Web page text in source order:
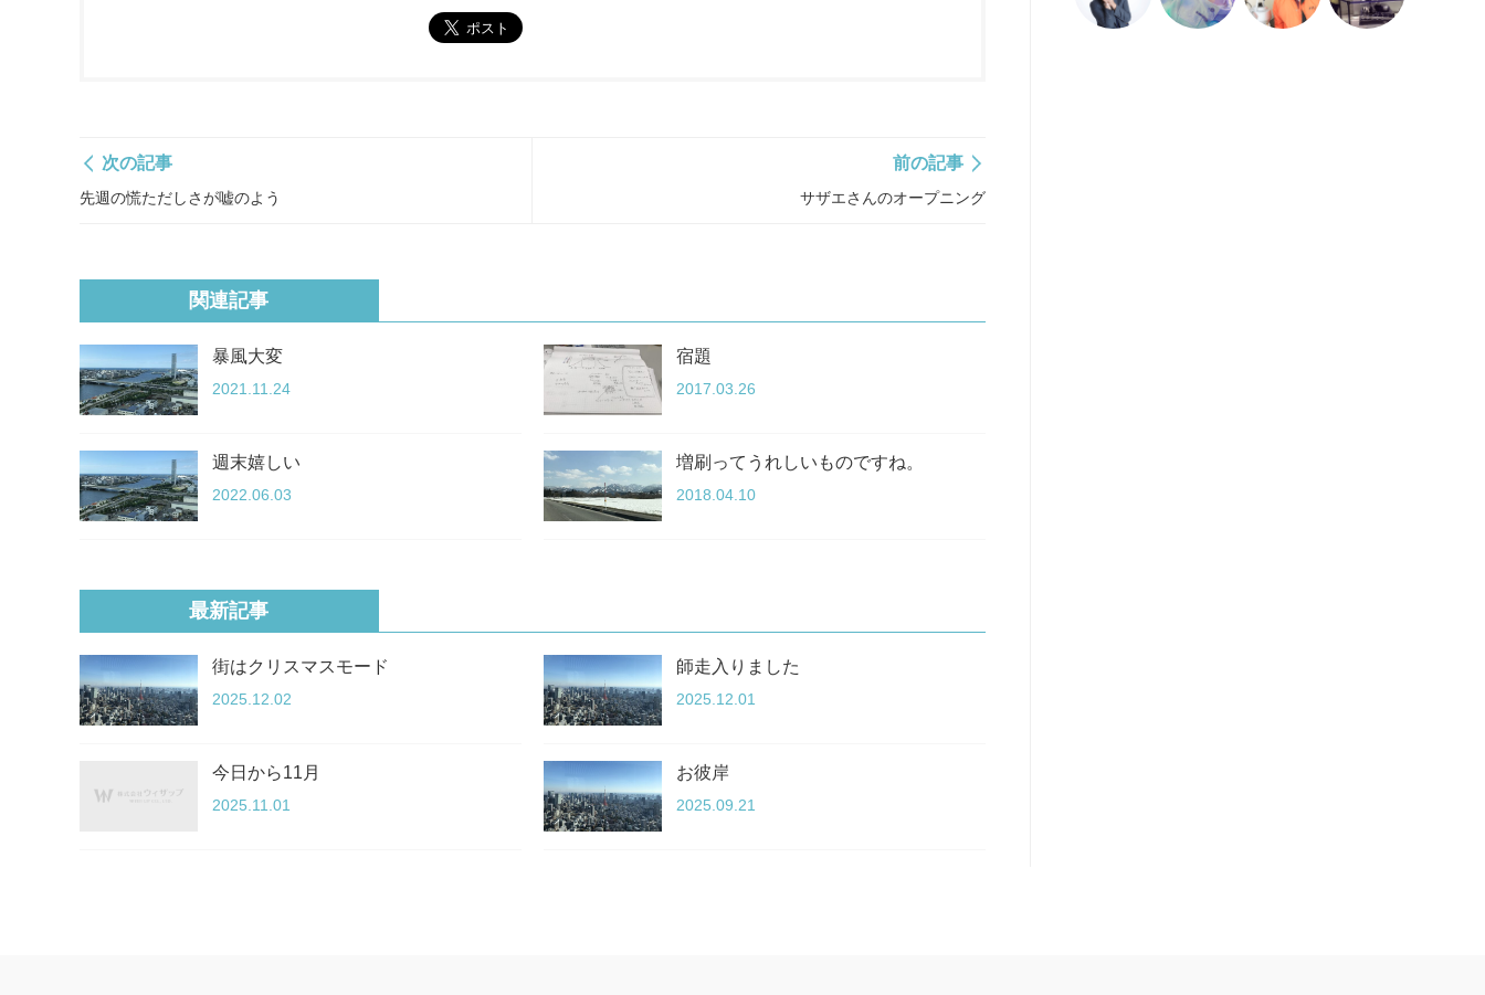
次の記事
先週の慌ただしさが嘘のよう
前の記事
サザエさんのオープニング
関連記事
暴風大変
2021.11.24
宿題
2017.03.26
週末嬉しい
2022.06.03
増刷ってうれしいものですね。
2018.04.10
最新記事
街はクリスマスモード
2025.12.02
師走入りました
2025.12.01
今日から11月
2025.11.01
お彼岸
2025.09.21